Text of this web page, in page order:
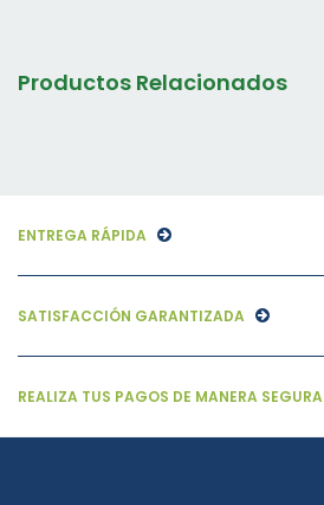
Productos Relacionados
ENTREGA RÁPIDA
SATISFACCIÓN GARANTIZADA
REALIZA TUS PAGOS DE MANERA SEGURA